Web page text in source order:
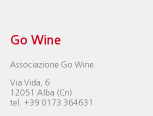
Go Wine
Associazione Go Wine
Via Vida, 6
12051 Alba (Cn)
tel. +39 0173 364631